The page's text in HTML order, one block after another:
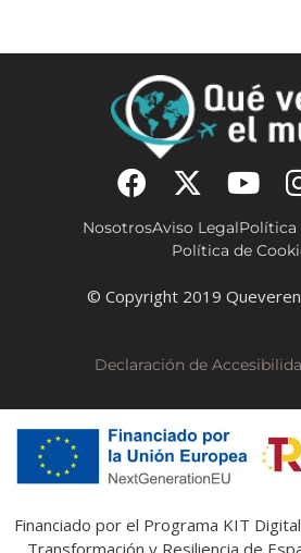
NosotrosAviso LegalPolítica
Política de
© Copyright 2019
Declaración de
Financiado por el Programa KIT
Transformación y Resiliencia de